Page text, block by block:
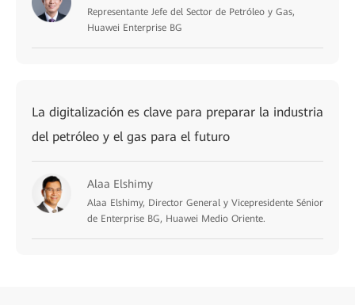
Representante Jefe del Sector de Petróleo y Gas,
Huawei Enterprise BG
La digitalización es clave para preparar la industria
del petróleo y el gas para el futuro
Alaa Elshimy
Alaa Elshimy, Director General y Vicepresidente Sénior
de Enterprise BG, Huawei Medio Oriente.